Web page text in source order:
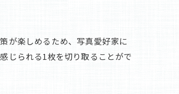
が楽しめるため、写真愛好家に
じられる1枚を切り取ることがで